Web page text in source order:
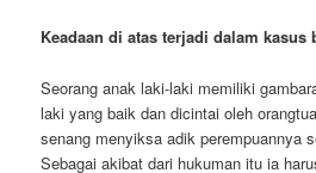
Keadaan di atas terjadi dalam kasus
Seorang anak laki-laki memiliki
laki yang baik dan dicintai oleh
senang menyiksa adik perempuannya
Sebagai akibat dari hukuman itu ia